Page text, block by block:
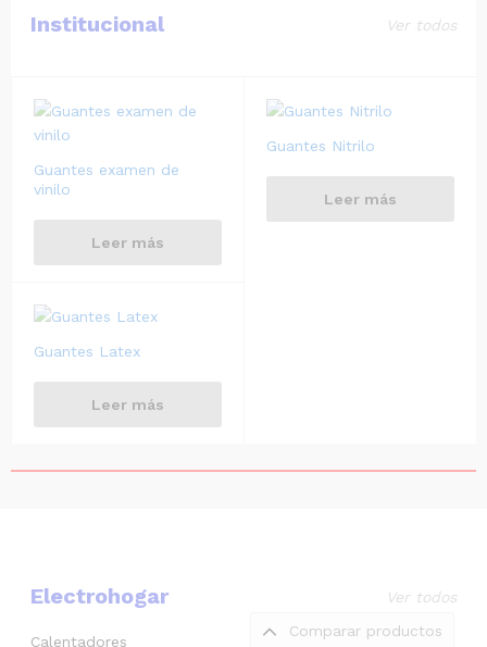
Institucional Ver todos
Guantes examen de
vinilo
Leer más
Guantes Nitrilo
Leer más
Guantes Latex
Leer más
Electrohogar
Calentadores
Ver todos
Comparar productos